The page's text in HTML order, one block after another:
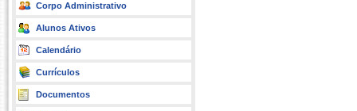
Corpo Administrativo
Alunos Ativos
Calendário
Currículos
Documentos